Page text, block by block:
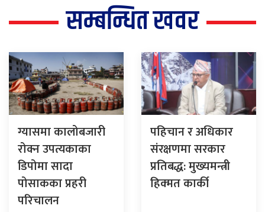
सम्बन्धित खवर
ग्यासमा कालोबजारी
रोक्न उपत्यकाका
डिपोमा सादा
पोसाकका प्रहरी
परिचालन
पहिचान र अधिकार
संरक्षणमा सरकार
प्रतिबद्ध: मुख्यमन्त्री
हिक्मत कार्की